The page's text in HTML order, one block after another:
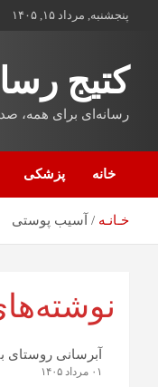
پنجشنبه, مرداد ۱۵, ۱۴۰۵
کتیج
رسانه‌ای برای همه،
خانه پزشکی
خـانـه آسیب پوستی
آبرسانی روستای
۰۱ مرداد ۱۴۰۵